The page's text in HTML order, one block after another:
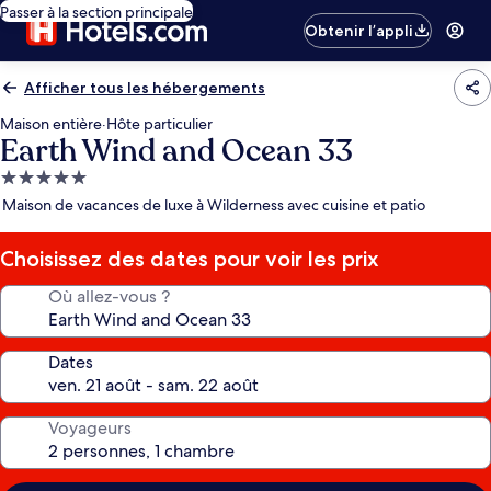
Passer à la section principale
Obtenir l’appli
Afficher tous les hébergements
Maison entière·Hôte particulier
Earth Wind and Ocean 33
Hébergement
5.0 étoiles
Maison de vacances de luxe à Wilderness avec cuisine et patio
Choisissez des dates pour voir les prix
Où allez-vous ?
Dates
Voyageurs